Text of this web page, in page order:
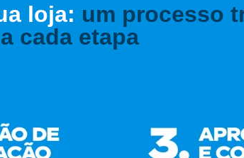
loja: um processo
cada etapa